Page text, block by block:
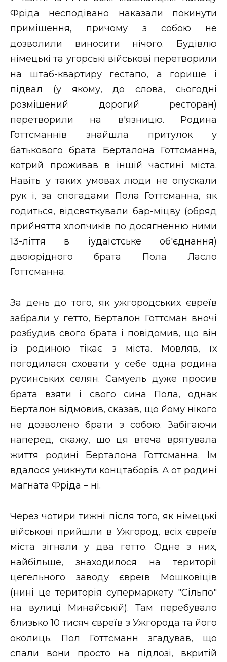
Фріда несподівано наказали покинути
приміщення, причому з собою не
дозволили виносити нічого. Будівлю
німецькі та угорські військові перетворили
на штаб-квартиру гестапо, а горище і
підвал (у якому, до слова, сьогодні
розміщений дорогий ресторан)
перетворили на в'язницю. Родина
Готтсманнів знайшла притулок у
батькового брата Берталона Готтсманна,
котрий проживав в іншій частині міста.
Навіть у таких умовах люди не опускали
рук і, за спогадами Пола Готтсманна, як
годиться, відсвяткували бар-міцву (обряд
прийняття хлопчиків по досягненню ними
13-ліття в іудаїстське об'єднання)
двоюрідного брата Пола Ласло
Готтсманна.
За день до того, як ужгородських євреїв
забрали у гетто, Берталон Готтсман вночі
розбудив свого брата і повідомив, що він
із родиною тікає з міста. Мовляв, їх
погодилася сховати у себе одна родина
русинських селян. Самуель дуже просив
брата взяти і свого сина Пола, однак
Берталон відмовив, сказав, що йому нікого
не дозволено брати з собою. Забігаючи
наперед, скажу, що ця втеча врятувала
життя родині Берталона Готтсманна. Їм
вдалося уникнути концтаборів. А от родині
магната Фріда – ні.
Через чотири тижні після того, як німецькі
військові прийшли в Ужгород, всіх євреїв
міста зігнали у два гетто. Одне з них,
найбільше, знаходилося на території
цегельного заводу євреїв Мошковіців
(нині це територія супермаркету "Сільпо"
на вулиці Минайській). Там перебувало
близько 10 тисяч євреїв з Ужгорода та його
околиць. Пол Готтсманн згадував, що
спали вони просто на підлозі, вкритій